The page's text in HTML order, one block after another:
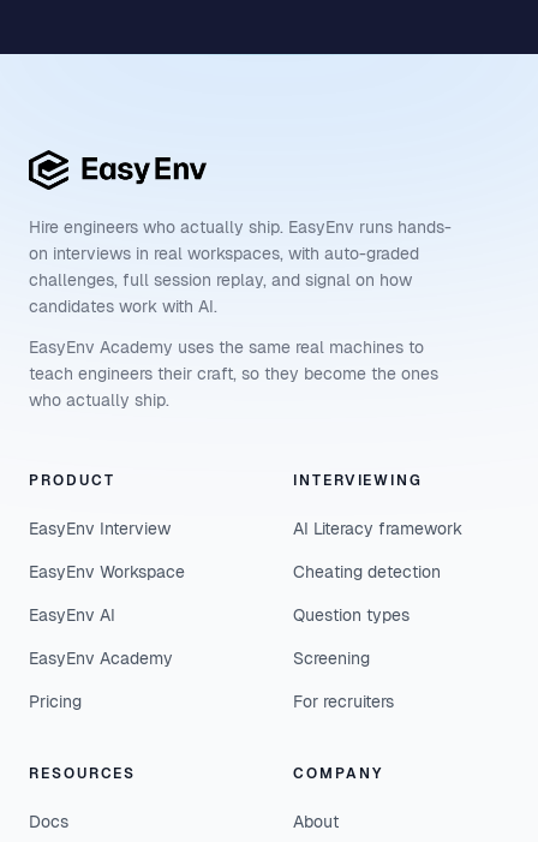
Hire engineers who actually ship. EasyEnv runs hands-
on interviews in real workspaces, with auto-graded
challenges, full session replay, and signal on how
candidates work with AI.
EasyEnv Academy uses the same real machines to
teach engineers their craft, so they become the ones
who actually ship.
PRODUCT
EasyEnv Interview
EasyEnv Workspace
EasyEnv AI
EasyEnv Academy
Pricing
INTERVIEWING
AI Literacy framework
Cheating detection
Question types
Screening
For recruiters
RESOURCES
Docs
COMPANY
About